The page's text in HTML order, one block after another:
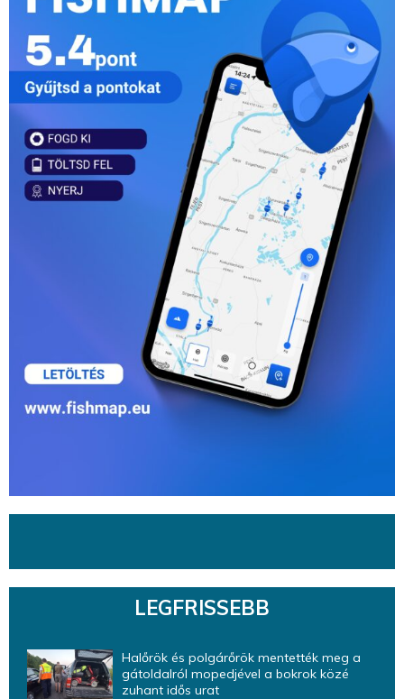
LEGFRISSEBB
Halőrök és polgárőrök mentették meg a
gátoldalról mopedjével a bokrok közé
zuhant idős urat